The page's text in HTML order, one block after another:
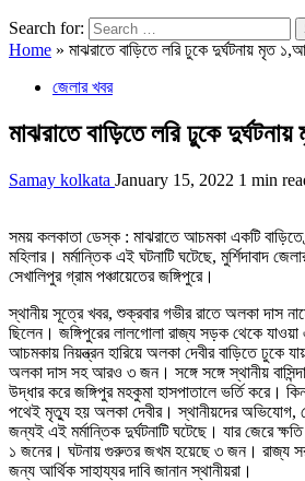
Search for:
Home » মাঝরাতে বাড়িতে লরি ঢুকে দুর্ঘটনায় মৃত
জেলার খবর
মাঝরাতে বাড়িতে লরি ঢুকে
Samay kolkata January 15, 2022 1 min
সময় কলকাতা ডেস্ক : মাঝরাতে আচমকা একটি বাড়িতে
মহিলার। মর্মান্তিক এই ঘটনাটি ঘটেছে, মুর্শিদাবাদ
সেখালিপুর গ্রাম পঞ্চায়েতের জঙ্গিপুরে।
স্থানীয় সূত্রে খবর, শুক্রবার গভীর রাতে অলকা দাস
ছিলেন। জঙ্গিপুরের লালগোলা রাজ্য সড়ক থেকে যাওয়া
আচমকায় নিয়ন্ত্রন হারিয়ে অলকা দেবীর বাড়িতে ঢুকে
অলকা দাস সহ আরও ৩ জন। সঙ্গে সঙ্গে স্থানীয়
উদ্ধার করে জঙ্গিপুর মহকুমা হাসপাতালে ভর্তি করে।
পথেই মৃত্যু হয় অলকা দেবীর। স্থানীয়দের অভিযোগ,
জন্যই এই মর্মান্তিক দুর্ঘটনাটি ঘটেছে। যার জেরে
১ জনের। ঘটনায় গুরুতর জখম হয়েছে ৩ জন। রাজ্য
জন্য আর্থিক সাহায্যর দাবি জানান স্থানীয়রা।